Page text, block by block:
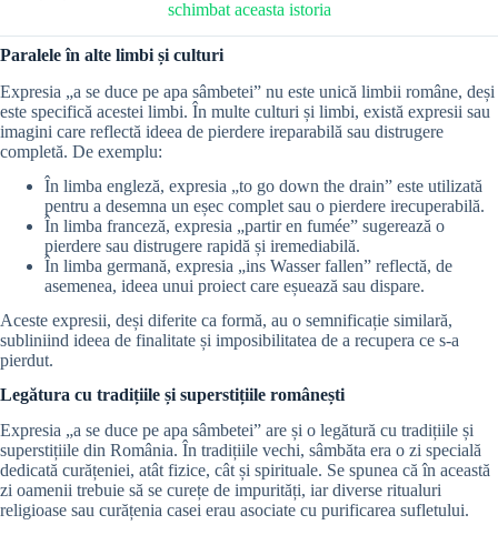
schimbat aceasta istoria
Paralele în alte limbi și culturi
Expresia „a se duce pe apa sâmbetei” nu este unică limbii române, deși
este specifică acestei limbi. În multe culturi și limbi, există expresii sau
imagini care reflectă ideea de pierdere ireparabilă sau distrugere
completă. De exemplu:
În limba engleză, expresia „to go down the drain” este utilizată
pentru a desemna un eșec complet sau o pierdere irecuperabilă.
În limba franceză, expresia „partir en fumée” sugerează o
pierdere sau distrugere rapidă și iremediabilă.
În limba germană, expresia „ins Wasser fallen” reflectă, de
asemenea, ideea unui proiect care eșuează sau dispare.
Aceste expresii, deși diferite ca formă, au o semnificație similară,
subliniind ideea de finalitate și imposibilitatea de a recupera ce s-a
pierdut.
Legătura cu tradițiile și superstițiile românești
Expresia „a se duce pe apa sâmbetei” are și o legătură cu tradițiile și
superstițiile din România. În tradițiile vechi, sâmbăta era o zi specială
dedicată curățeniei, atât fizice, cât și spirituale. Se spunea că în această
zi oamenii trebuie să se curețe de impurități, iar diverse ritualuri
religioase sau curățenia casei erau asociate cu purificarea sufletului.